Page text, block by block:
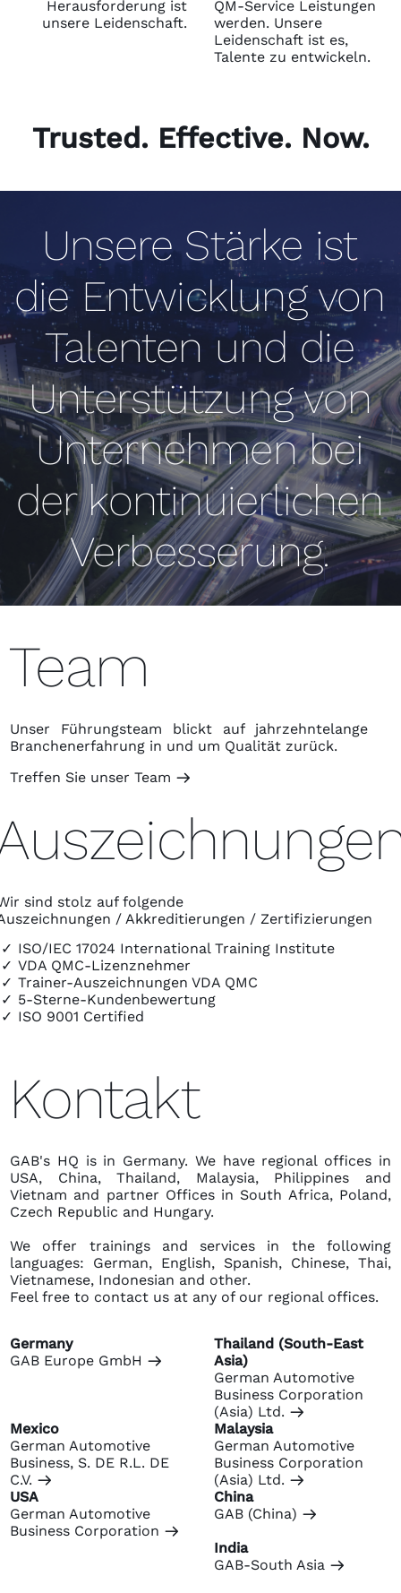
Herausforderung ist
unsere Leidenschaft.
QM-Service Leistungen
werden. Unsere
Leidenschaft ist es,
Talente zu entwickeln.
Trusted. Effective. Now.
Unsere Stärke ist
die Entwicklung von
Talenten und die
Unterstützung von
Unternehmen bei
der kontinuierlichen
Verbesserung.
Team
Unser Führungsteam blickt auf jahrzehntelange
Branchenerfahrung in und um Qualität zurück.
Treffen Sie unser Team m
sind stolz auf folgende
/ Akkreditierungen / Zertifizierungen
ISO/IEC 17024 International Training Institute
VDA QMC-Lizenznehmer
Trainer-Auszeichnungen VDA QMC
5-Sterne-Kundenbewertung
ISO 9001 Certified
Kontakt
GAB's HQ is in Germany. We have regional offices in
USA, China, Thailand, Malaysia, Philippines and
Vietnam and partner Offices in South Africa, Poland,
Czech Republic and Hungary.
We offer trainings and services in the following
languages: German, English, Spanish, Chinese, Thai,
Vietnamese, Indonesian and other.
Feel free to contact us at any of our regional offices.
Germany
GAB Europe GmbH m
Thailand (South-East
Asia)
German Automotive
Business Corporation
(Asia) Ltd. m
Mexico
German Automotive
Business, S. DE R.L. DE
C.V. m
Malaysia
German Automotive
Business Corporation
(Asia) Ltd. m
USA
German Automotive
Business Corporation m
China
GAB (China) m
India
GAB-South Asia m